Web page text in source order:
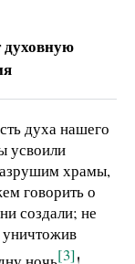
духовную
духа нашего
усвоили
храмы,
говорить о
создали; не
[3]